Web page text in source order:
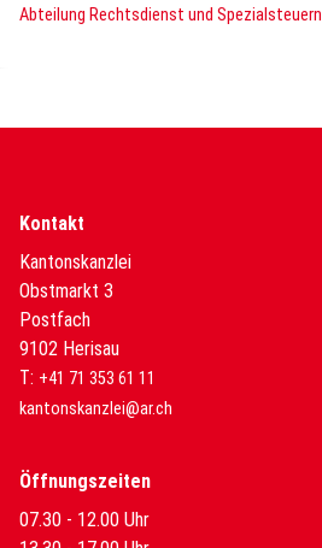
Abteilung Rechtsdienst und Spezialsteuern
Kontakt
Kantonskanzlei
Obstmarkt 3
Postfach
9102 Herisau
T: +41 71 353 61 11
kantonskanzlei@ar.ch
Öffnungszeiten
07.30 - 12.00 Uhr